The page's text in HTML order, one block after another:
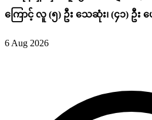
ကြောင့် လူ (၅) ဦး သေဆုံး၊ (၄၁) ဦး
6 Aug 2026